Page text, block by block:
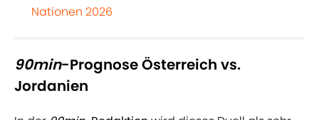
Nationen 2026
90min-Prognose Österreich vs.
Jordanien